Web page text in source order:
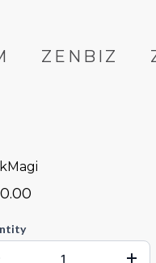
ZENBIZ